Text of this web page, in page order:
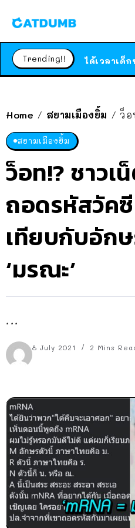
Trending!!
Home / สยามเมืองยิ้ม / ว็อท!? ช
สยามเมืองยิ้ม
ว็อท!? ชาวเ
ถอดรหัสวัคซี
เทียบกับอัก
‘มรณะ’
...
8 July 2021 2 Mins